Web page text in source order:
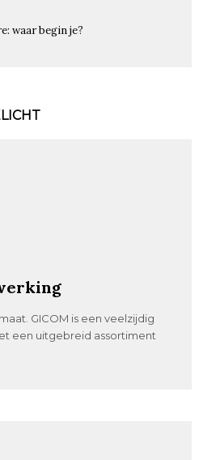
waar begin je?
GICOM is een veelzijdig
een uitgebreid assortiment